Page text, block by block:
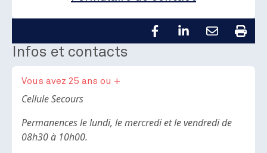
Infos et contacts
Vous avez 25 ans ou +
Body
Cellule Secours
Permanences le lundi, le mercredi et le vendredi de
08h30 à 10h00.